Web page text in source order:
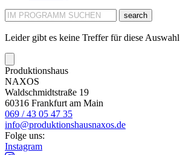
search
Leider gibt es keine Treffer für diese Auswahl
Produktionshaus
NAXOS
Waldschmidtstraße 19
60316 Frankfurt am Main
069 / 43 05 47 35
info@produktionshausnaxos.de
Folge uns:
Instagram